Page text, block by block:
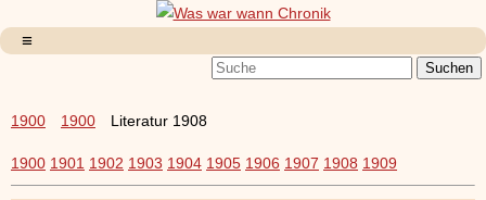
1900 1900 Literatur 1908
1900 1901 1902 1903 1904 1905 1906 1907 1908 1909